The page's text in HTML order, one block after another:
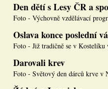
Den dětí s Lesy ČR a
Foto - Výchovně vzdělávací
Oslava konce poslední
Foto - Již tradičně se v
Darovali krev
Foto - Světový den dárců krve v